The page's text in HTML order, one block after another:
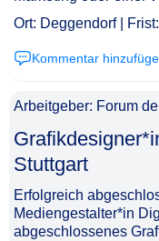
Ort: Deggendorf |
Kommentar
Arbeitgeber: Forum
Stuttgart​‌‌‌‌​‌​‌‌‌​​​‌‌​​​
Erfolgreich
Mediengestalter*in
abgeschlossenes